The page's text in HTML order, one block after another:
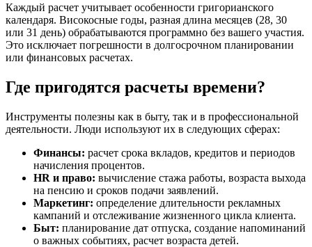
Каждый расчет учитывает особенности григорианского
календаря. Високосные годы, разная длина месяцев (28, 30
или 31 день) обрабатываются программно без вашего участия.
Это исключает погрешности в долгосрочном планировании
или финансовых расчетах.
Где пригодятся расчеты времени?
Инструменты полезны как в быту, так и в профессиональной
деятельности. Люди используют их в следующих сферах:
Финансы: расчет срока вкладов, кредитов и периодов
начисления процентов.
HR и право: вычисление стажа работы, возраста выхода
на пенсию и сроков подачи заявлений.
Маркетинг: определение длительности рекламных
кампаний и отслеживание жизненного цикла клиента.
Быт: планирование дат отпуска, создание напоминаний
о важных событиях, расчет возраста детей.